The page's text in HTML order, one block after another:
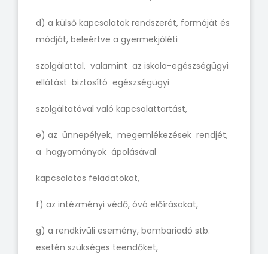
d) a külső kapcsolatok rendszerét, formáját és
módját, beleértve a gyermekjóléti
szolgálattal, valamint az iskola-egészségügyi
ellátást biztosító egészségügyi
szolgáltatóval való kapcsolattartást,
e) az ünnepélyek, megemlékezések rendjét,
a hagyományok ápolásával
kapcsolatos feladatokat,
f) az intézményi védő, óvó előírásokat,
g) a rendkívüli esemény, bombariadó stb.
esetén szükséges teendőket,